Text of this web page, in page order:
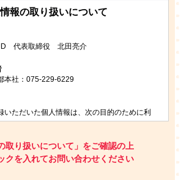
報の取り扱いについて
代表取締役 北田亮介
本社：075-229-6229
いただいた個人情報は、次の目的のために利
答えするため
ペーンや新商品（新サービス）、新規開講教
ため
取り扱いについて」をご確認の上
クを入れてお問い合わせください